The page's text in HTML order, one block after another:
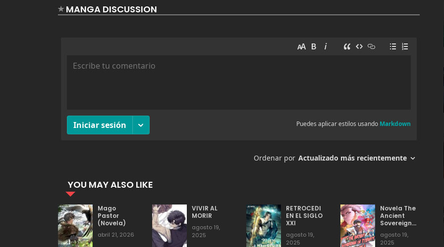
MANGA DISCUSSION
YOU MAY ALSO LIKE
Mago
Pastor
(Novela)
abril 21, 2026
VIVIR AL
MORIR
agosto 19,
2025
RETROCEDI
EN EL SIGLO
XXI
agosto 19,
2025
Novela The
Ancient
Sovereign
agosto 19,
2025